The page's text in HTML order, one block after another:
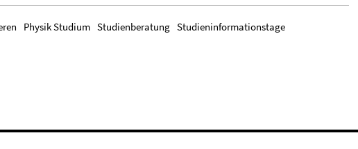
Physik Studium Studienberatung Studieninformationstage